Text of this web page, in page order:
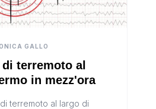
GALLO
terremoto al
in mezz'ora
terremoto al largo di